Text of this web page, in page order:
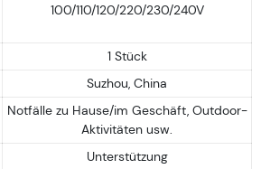
100/110/120/220/230/240V
1 Stück
Suzhou, China
Notfälle zu Hause/im Geschäft, Outdoor-
Aktivitäten usw.
Unterstützung